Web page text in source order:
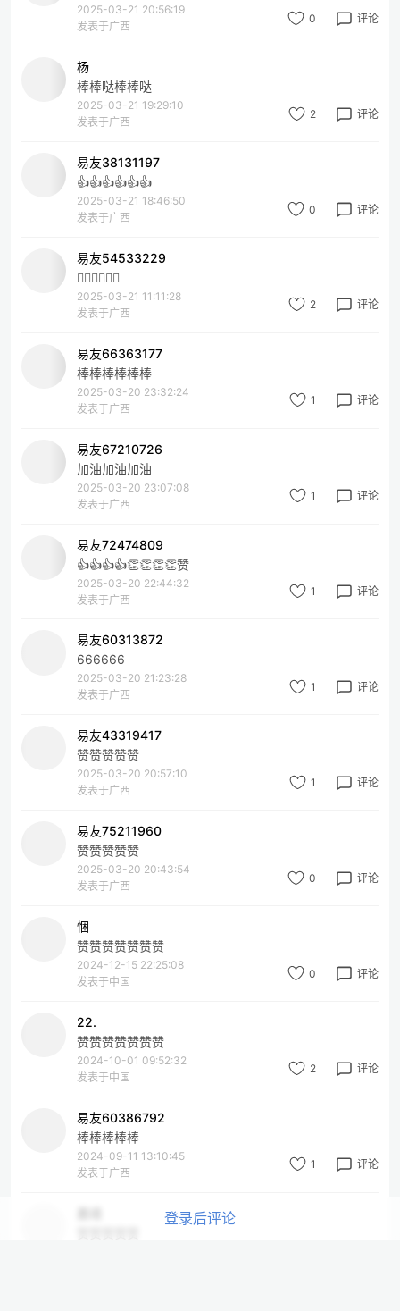
2025-03-21 20:56:19
发表于广西
0 评论
杨
棒棒哒棒棒哒
2025-03-21 19:29:10
发表于广西
2 评论
易友38131197
👍👍👍👍👍👍
2025-03-21 18:46:50
发表于广西
0 评论
易友54533229
👍🏻👍🏻👍🏻
2025-03-21 11:11:28
发表于广西
2 评论
易友66363177
棒棒棒棒棒棒
2025-03-20 23:32:24
发表于广西
1 评论
易友67210726
加油加油加油
2025-03-20 23:07:08
发表于广西
1 评论
易友72474809
👍👍👍👍👏👏👏👏赞
2025-03-20 22:44:32
发表于广西
1 评论
易友60313872
666666
2025-03-20 21:23:28
发表于广西
1 评论
易友43319417
赞赞赞赞赞
2025-03-20 20:57:10
发表于广西
1 评论
易友75211960
赞赞赞赞赞
2025-03-20 20:43:54
发表于广西
0 评论
悃
赞赞赞赞赞赞赞
2024-12-15 22:25:08
发表于中国
0 评论
22.
赞赞赞赞赞赞赞
2024-10-01 09:52:32
发表于中国
2 评论
易友60386792
棒棒棒棒棒
2024-09-11 13:10:45
发表于广西
1 评论
登录后评论